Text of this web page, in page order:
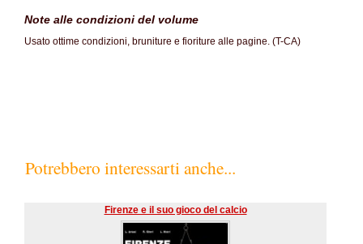
Note alle condizioni del volume
Usato ottime condizioni, bruniture e fioriture alle pagine. (T-CA)
Potrebbero interessarti anche...
Firenze e il suo gioco del calcio